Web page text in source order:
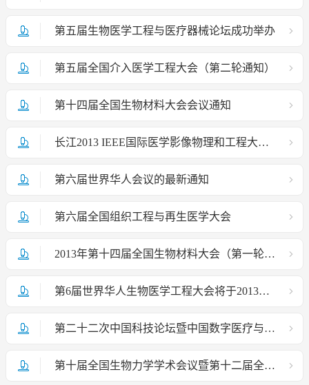
第五届生物医学工程与医疗器械论坛成功举办
第五届全国介入医学工程大会（第二轮通知）
第十四届全国生物材料大会会议通知
长江2013 IEEE国际医学影像物理和工程大会暨第七届中国医学影像物理学术年会 第一轮通知
第六届世界华人会议的最新通知
第六届全国组织工程与再生医学大会
2013年第十四届全国生物材料大会（第一轮征文通知）
第6届世界华人生物医学工程大会将于2013年8月5-8日在北京航空航天大学举行
第二十二次中国科技论坛暨中国数字医疗与产业高峰论坛会议通知
第十届全国生物力学学术会议暨第十二届全国生物流变学学术会议